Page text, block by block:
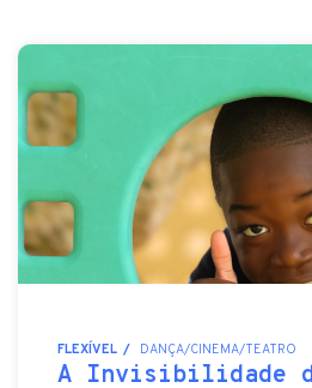
FLEXÍVEL DANÇA/CINEMA/TEATRO
A Invisibilidade